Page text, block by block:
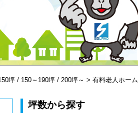
坪 / 150～190坪 / 200坪～ 有料老人ホーム
坪数から探す